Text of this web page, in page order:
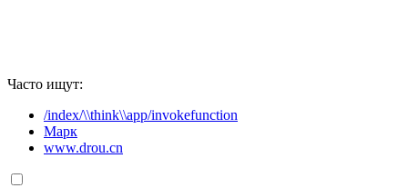
Часто ищут:
/index/\\think\\app/invokefunction
Марк
www.drou.cn